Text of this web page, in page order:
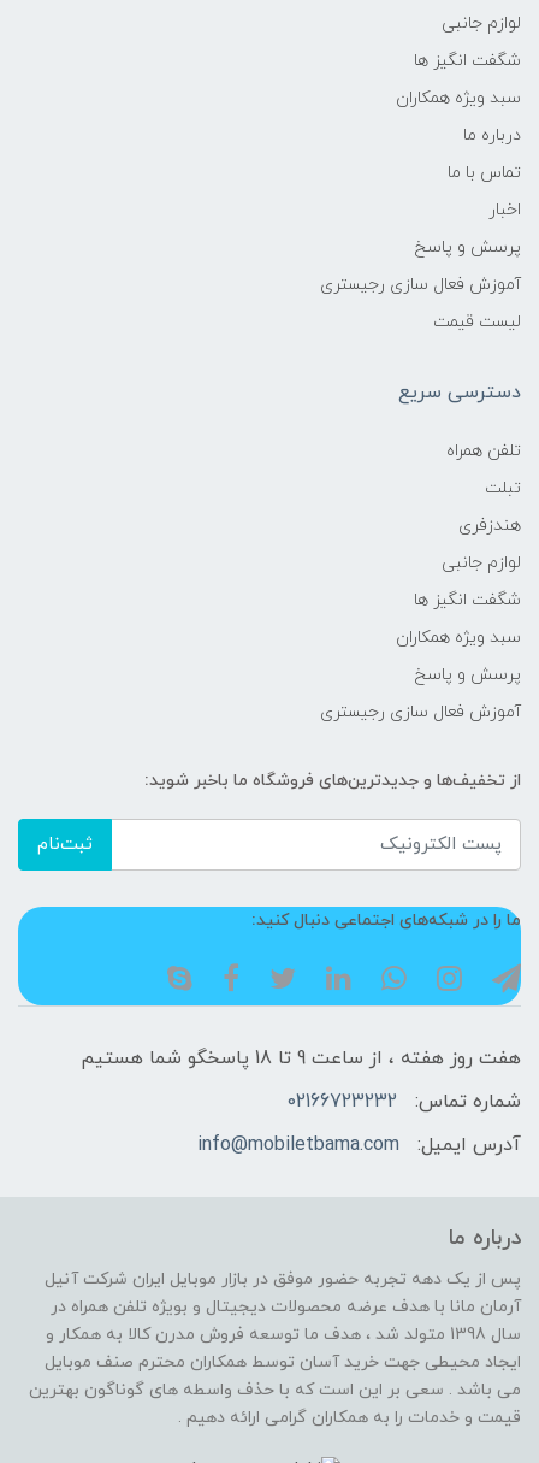
لوازم جانبی
شگفت انگیز ها
سبد ویژه همکاران
درباره ما
تماس با ما
اخبار
پرسش و پاسخ
آموزش فعال سازی رجیستری
لیست قیمت
دسترسی سریع
تلفن همراه
تبلت
هندزفری
لوازم جانبی
شگفت انگیز ها
سبد ویژه همکاران
پرسش و پاسخ
آموزش فعال سازی رجیستری
از تخفیف‌ها و جدیدترین‌های فروشگاه ما باخبر شوید:
ثبت‌نام
ما را در شبکه‌های اجتماعی دنبال کنید:
هفت روز هفته ، از ساعت 9 تا 18 پاسخگو شما هستیم
شماره تماس:
02166723232
آدرس ایمیل:
info@mobiletbama.com
درباره ما
پس از یک دهه تجربه حضور موفق در بازار موبایل ایران شرکت آنیل
آرمان مانا با هدف عرضه محصولات دیجیتال و بویژه تلفن همراه در
سال 1398 متولد شد ، هدف ما توسعه فروش مدرن کالا به همکار و
ایجاد محیطی جهت خرید آسان توسط همکاران محترم صنف موبایل
می باشد . سعی بر این است که با حذف واسطه های گوناگون بهترین
قیمت و خدمات را به همکاران گرامی ارائه دهیم .